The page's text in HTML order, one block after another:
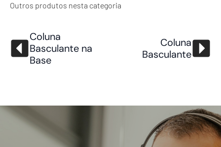
Outros produtos nesta categoria
Coluna
Basculante na
Base
Coluna
Basculante